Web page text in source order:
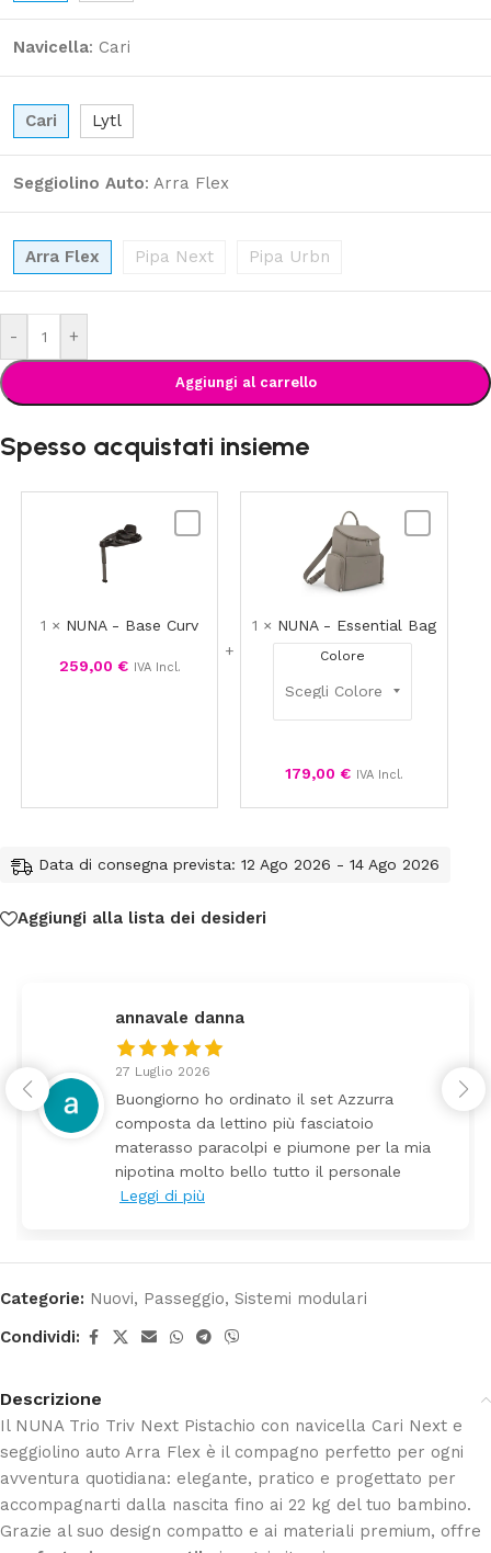
Navicella: Cari
Cari Lytl
Seggiolino Auto: Arra Flex
Arra Flex Pipa Next Pipa Urbn
- +
Aggiungi al carrello
Spesso acquistati insieme
1 × NUNA - Base Curv
259,00 € IVA Incl.
1 × NUNA - Essential Bag
Colore
179,00 € IVA Incl.
Data di consegna prevista: 12 Ago 2026 - 14 Ago 2026
Aggiungi alla lista dei desideri
federica
24 Luglio 2026
Tutti perfetto! Ho ordinato un lettino che é
arrivato ben imballato dopo pochi giorni.
Prezzo ottimi rispetto la concorrenza
Categorie: Nuovi, Passeggio, Sistemi modulari
Condividi:
Descrizione
Il NUNA Trio Triv Next Pistachio con navicella Cari Next e
seggiolino auto Arra Flex è il compagno perfetto per ogni
avventura quotidiana: elegante, pratico e progettato per
accompagnarti dalla nascita fino ai 22 kg del tuo bambino.
Grazie al suo design compatto e ai materiali premium, offre